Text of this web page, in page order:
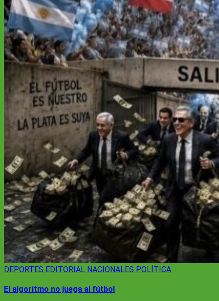
DEPORTES EDITORIAL NACIONALES POLÍTICA
El algoritmo no juega al fútbol